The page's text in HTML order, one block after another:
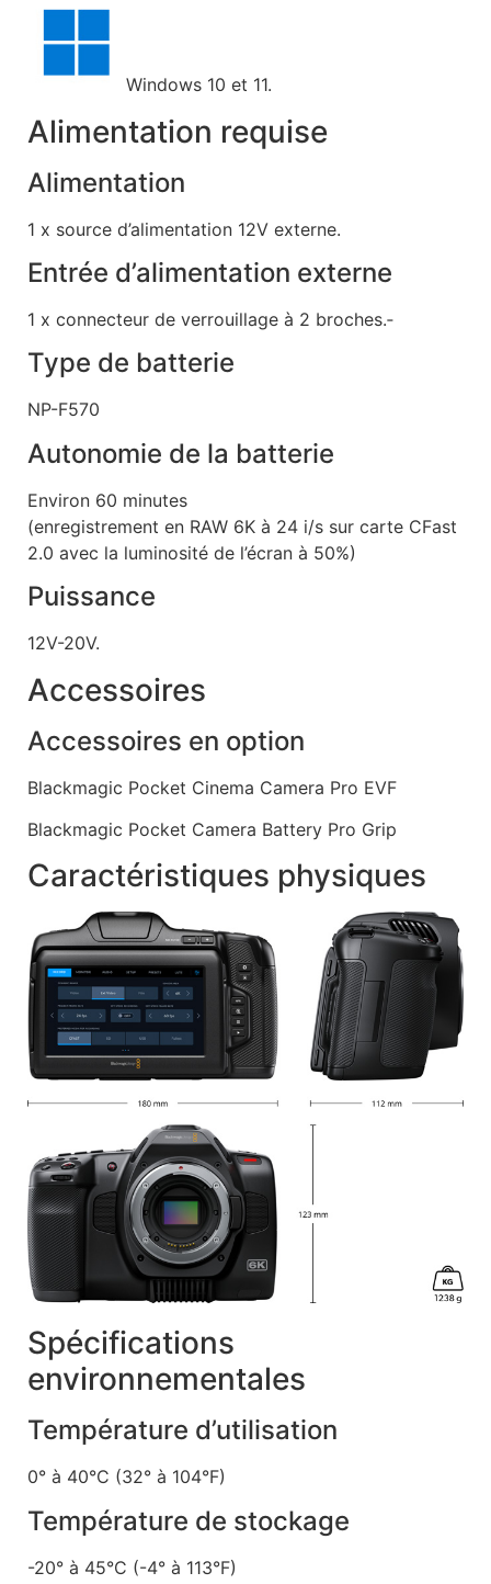
Windows 10 et 11.
Alimentation requise
Alimentation
1 x source d’alimentation 12V externe.
Entrée d’alimentation externe
1 x connecteur de verrouillage à 2 broches.‑
Type de batterie
NP-F570
Autonomie de la batterie
Environ 60 minutes
(enregistrement en RAW 6K à 24 i/s sur carte CFast
2.0 avec la luminosité de l’écran à 50%)
Puissance
12V-20V.
Accessoires
Accessoires en option
Blackmagic Pocket Cinema Camera Pro EVF
Blackmagic Pocket Camera Battery Pro Grip
Caractéristiques physiques
Spécifications
environnementales
Température d’utilisation
0° à 40°C (32° à 104°F)
Température de stockage
-20° à 45°C (-4° à 113°F)